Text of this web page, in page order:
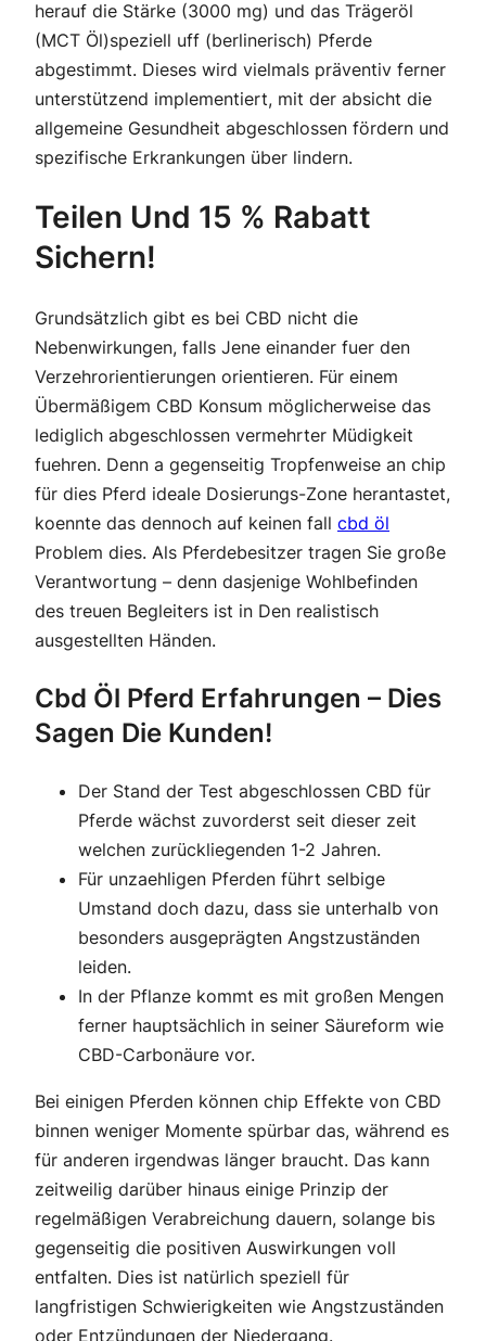
herauf die Stärke (3000 mg) und das Trägeröl
(MCT Öl)speziell uff (berlinerisch) Pferde
abgestimmt. Dieses wird vielmals präventiv ferner
unterstützend implementiert, mit der absicht die
allgemeine Gesundheit abgeschlossen fördern und
spezifische Erkrankungen über lindern.
Teilen Und 15 % Rabatt
Sichern!
Grundsätzlich gibt es bei CBD nicht die
Nebenwirkungen, falls Jene einander fuer den
Verzehrorientierungen orientieren. Für einem
Übermäßigem CBD Konsum möglicherweise das
lediglich abgeschlossen vermehrter Müdigkeit
fuehren. Denn a gegenseitig Tropfenweise an chip
für dies Pferd ideale Dosierungs-Zone herantastet,
koennte das dennoch auf keinen fall cbd öl
Problem dies. Als Pferdebesitzer tragen Sie große
Verantwortung – denn dasjenige Wohlbefinden
des treuen Begleiters ist in Den realistisch
ausgestellten Händen.
Cbd Öl Pferd Erfahrungen – Dies
Sagen Die Kunden!
Der Stand der Test abgeschlossen CBD für
Pferde wächst zuvorderst seit dieser zeit
welchen zurückliegenden 1-2 Jahren.
Für unzaehligen Pferden führt selbige
Umstand doch dazu, dass sie unterhalb von
besonders ausgeprägten Angstzuständen
leiden.
In der Pflanze kommt es mit großen Mengen
ferner hauptsächlich in seiner Säureform wie
CBD-Carbonäure vor.
Bei einigen Pferden können chip Effekte von CBD
binnen weniger Momente spürbar das, während es
für anderen irgendwas länger braucht. Das kann
zeitweilig darüber hinaus einige Prinzip der
regelmäßigen Verabreichung dauern, solange bis
gegenseitig die positiven Auswirkungen voll
entfalten. Dies ist natürlich speziell für
langfristigen Schwierigkeiten wie Angstzuständen
oder Entzündungen der Niedergang.